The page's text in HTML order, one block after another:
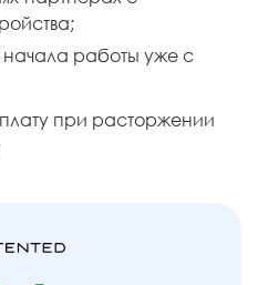
начала работы уже с
при расторжении